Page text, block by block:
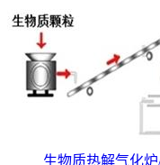
生物质热解气化